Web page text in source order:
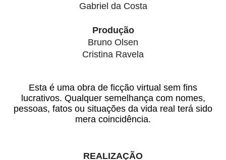
Gabriel da Costa
Produção
Bruno Olsen
Cristina Ravela
Esta é uma obra de ficção virtual sem fins
lucrativos. Qualquer semelhança com nomes,
pessoas, fatos ou situações da vida real terá sido
mera coincidência.
REALIZAÇÃO